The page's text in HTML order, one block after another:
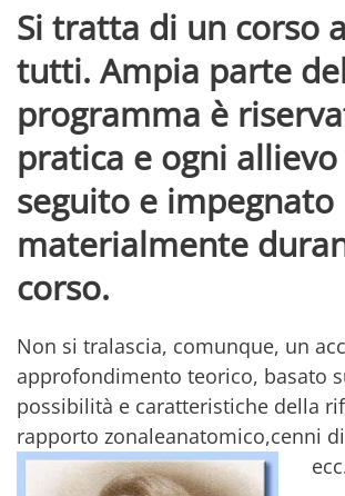
Si tratta di un corso
tutti. Ampia parte
programma è
pratica e ogni
seguito e impegnato
materialmente
corso.
Non si tralascia, comunque, un
approfondimento teorico, basato
possibilità e caratteristiche della
rapporto zonaleanatomico,cenni